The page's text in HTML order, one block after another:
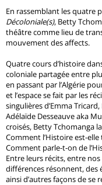
En rassemblant les quatre
Décoloniale(s), Betty
théâtre comme lieu de
mouvement des affects.
Quatre cours d’histoire
coloniale partagée entre
en passant par l’Algérie
et l’espace se fait par les
singulières d’Emma
Adélaïde Desseauve aka
croisés, Betty Tchomanga
Comment l’Histoire est-
Comment parle-t-on de
Entre leurs récits, entre
différences résonnent,
ainsi d’autres façons de se